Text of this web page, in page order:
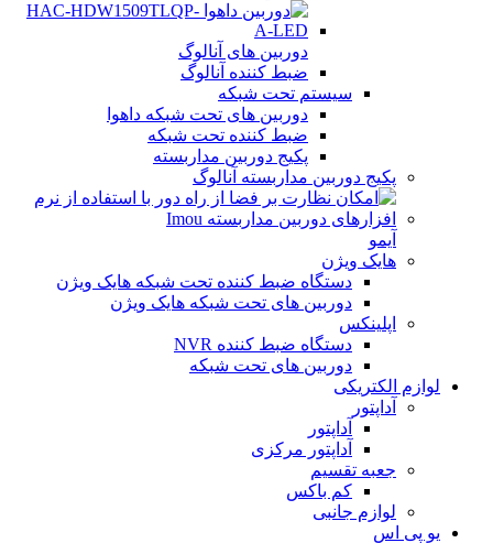
دوربین های آنالوگ
ضبط کننده آنالوگ
سیستم تحت شبکه
دوربین های تحت شبکه داهوا
ضبط کننده تحت شبکه
پکیج دوربین مداربسته
پکیج دوربین مداربسته آنالوگ
آیمو
هایک ویژن
دستگاه ضبط کننده تحت شبکه هایک ویژن
دوربین های تحت شبکه هایک ویژن
اپلینکس
دستگاه ضبط کننده NVR
دوربین های تحت شبکه
لوازم الکتریکی
آداپتور
آداپتور
آداپتور مرکزی
جعبه تقسیم
کم باکس
لوازم جانبی
یو پی اس